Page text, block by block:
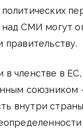
СМИ могут
правительству.
в членстве в
внутри